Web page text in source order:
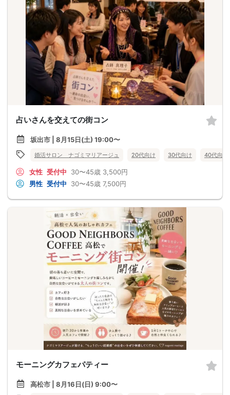
占いさんを交えての街コン
坂出市 | 8月15日(土) 19:00〜
婚活サロン ナゴミマリアージュ 20代向け 30代向け 40代向け
女性 受付中 30〜45歳 3,500円
男性 受付中 30〜45歳 7,500円
モーニングカフェパティー
高松市 | 8月16日(日) 9:00〜